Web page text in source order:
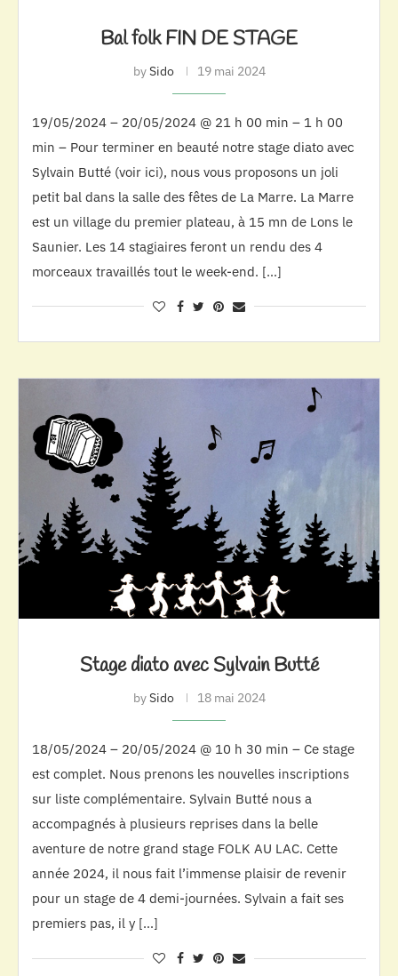
Bal folk FIN DE STAGE
bySido 19 mai 2024
19/05/2024 – 20/05/2024 @ 21 h 00 min – 1 h 00
min – Pour terminer en beauté notre stage diato avec
Sylvain Butté (voir ici), nous vous proposons un joli
petit bal dans la salle des fêtes de La Marre. La Marre
est un village du premier plateau, à 15 mn de Lons le
Saunier. Les 14 stagiaires feront un rendu des 4
morceaux travaillés tout le week-end. […]
Stage diato avec Sylvain Butté
bySido 18 mai 2024
18/05/2024 – 20/05/2024 @ 10 h 30 min – Ce stage
est complet. Nous prenons les nouvelles inscriptions
sur liste complémentaire. Sylvain Butté nous a
accompagnés à plusieurs reprises dans la belle
aventure de notre grand stage FOLK AU LAC. Cette
année 2024, il nous fait l’immense plaisir de revenir
pour un stage de 4 demi-journées. Sylvain a fait ses
premiers pas, il y […]